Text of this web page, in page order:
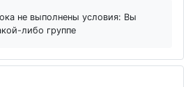
не выполнены условия: Вы
либо группе